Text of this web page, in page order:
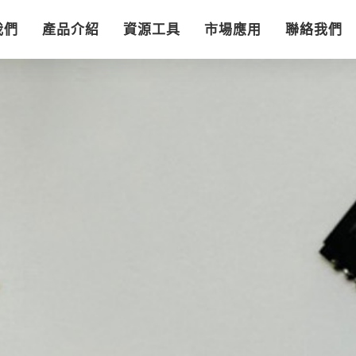
產品介紹 資源工具 市場應用 聯絡我們